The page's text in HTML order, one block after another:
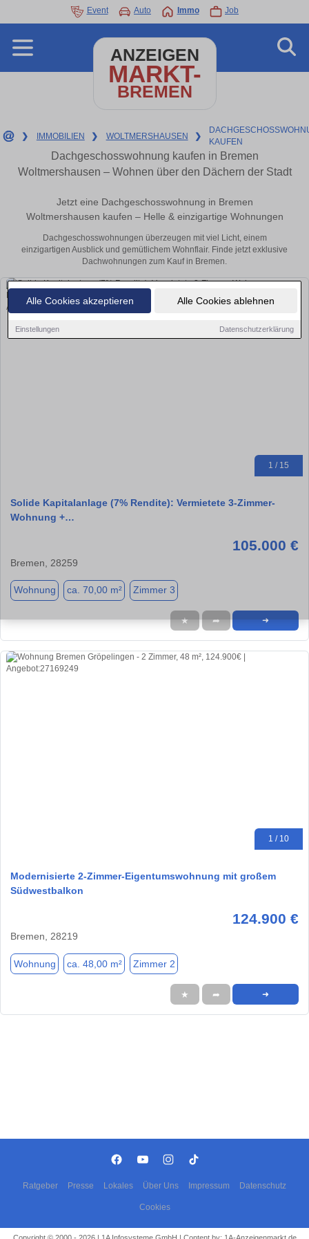
Alle Cookies akzeptieren Alle Cookies ablehnen
Einstellungen Datenschutzerklärung
Event Auto Immo Job
ANZEIGEN
MARKT-
BREMEN
❯ IMMOBILIEN ❯ WOLTMERSHAUSEN ❯
KAUFEN
Dachgeschosswohnung kaufen in Bremen
Woltmershausen – Wohnen über den Dächern der Stadt
Jetzt eine Dachgeschosswohnung in Bremen
Woltmershausen kaufen – Helle & einzigartige Wohnungen
Dachgeschosswohnungen überzeugen mit viel Licht, einem
einzigartigen Ausblick und gemütlichem Wohnflair. Finde jetzt exklusive
Dachwohnungen zum Kauf in Bremen.
1 / 15
Solide Kapitalanlage (7% Rendite): Vermietete 3-Zimmer-
Wohnung +…
105.000 €
Bremen, 28259
Wohnung ca. 70,00 m² Zimmer 3
★ ➦ ➜
1 / 10
Modernisierte 2-Zimmer-Eigentumswohnung mit großem
Südwestbalkon
124.900 €
Bremen, 28219
Wohnung ca. 48,00 m² Zimmer 2
★ ➦ ➜
Ratgeber Presse Lokales Über Uns Impressum Datenschutz
Cookies